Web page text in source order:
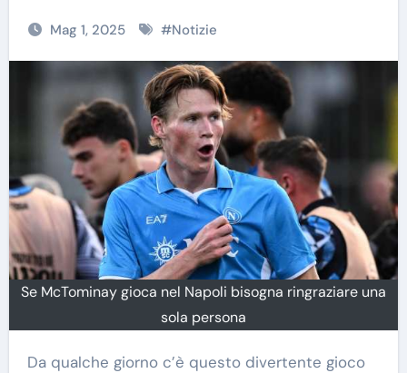
Mag 1, 2025 #Notizie
Se McTominay gioca nel Napoli bisogna ringraziare una
sola persona
Da qualche giorno c’è questo divertente gioco